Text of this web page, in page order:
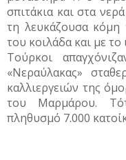
σπιτάκια και στα
τη λευκάζουσα κόμη
του κοιλάδα και με
Τούρκοι
«Νεραύλακας»
καλλιεργειών της
του Μαρμάρου.
πληθυσμό 7.000